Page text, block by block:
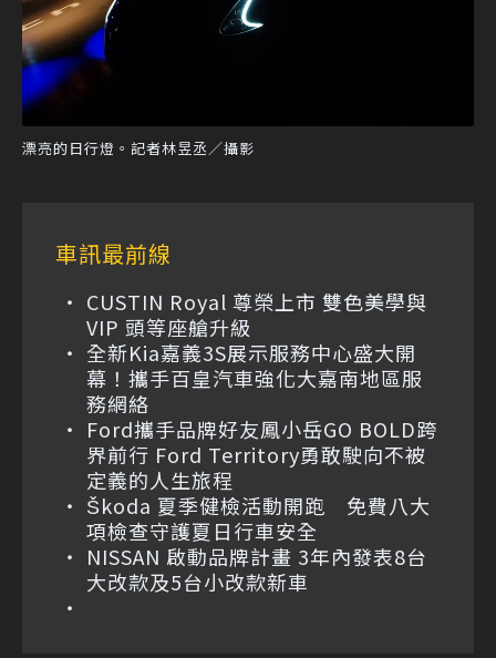
漂亮的日行燈。記者林昱丞／攝影
車訊最前線
CUSTIN Royal 尊榮上市 雙色美學與
VIP 頭等座艙升級
全新Kia嘉義3S展示服務中心盛大開
幕！攜手百皇汽車強化大嘉南地區服
務網絡
Ford攜手品牌好友鳳小岳GO BOLD跨
界前行 Ford Territory勇敢駛向不被
定義的人生旅程
Škoda 夏季健檢活動開跑 免費八大
項檢查守護夏日行車安全
NISSAN 啟動品牌計畫 3年內發表8台
大改款及5台小改款新車